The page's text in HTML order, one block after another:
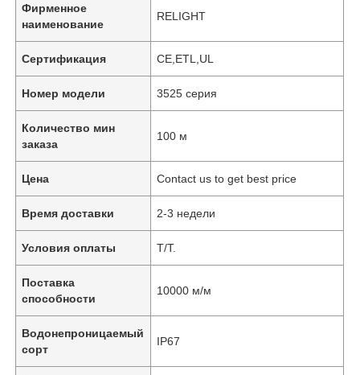
Фирменное
наименование
RELIGHT
Сертификация CE,ETL,UL
Номер модели 3525 серия
Количество мин
заказа
100 м
Цена Contact us to get best price
Время доставки 2-3 недели
Условия оплаты T/T.
Поставка
способности
10000 м/м
Водонепроницаемый
сорт
IP67